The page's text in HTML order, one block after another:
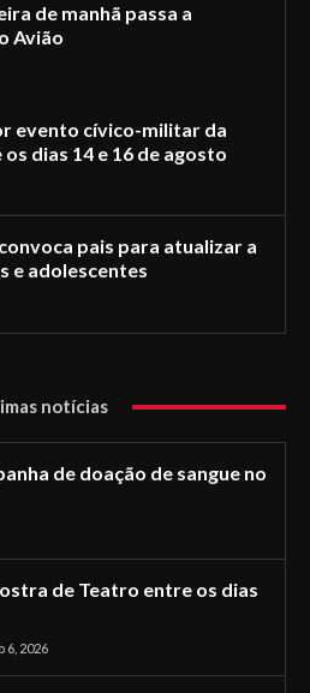
de manhã passa a
Avião
evento cívico-militar da
dias 14 e 16 de agosto
pais para atualizar a
e adolescentes
notícias
de doação de sangue no
de Teatro entre os dias
6, 2026